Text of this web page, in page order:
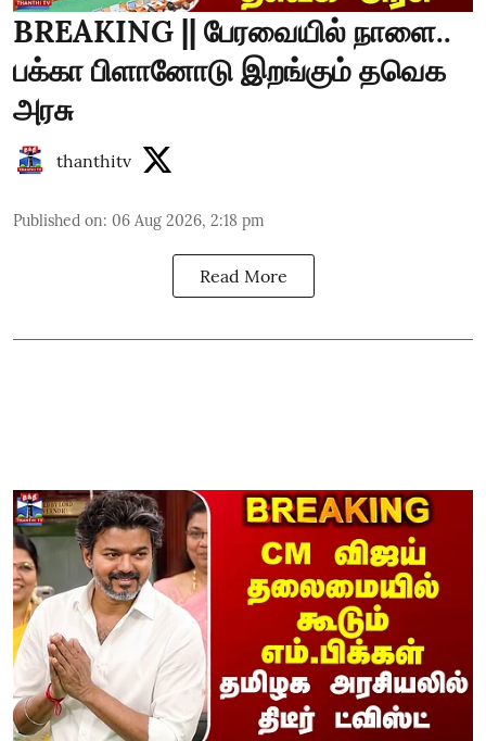
BREAKING || பேரவையில் நாளை..
பக்கா பிளானோடு இறங்கும் தவெக
அரசு
thanthitv
Published on: 06 Aug 2026, 2:18 pm
Read More